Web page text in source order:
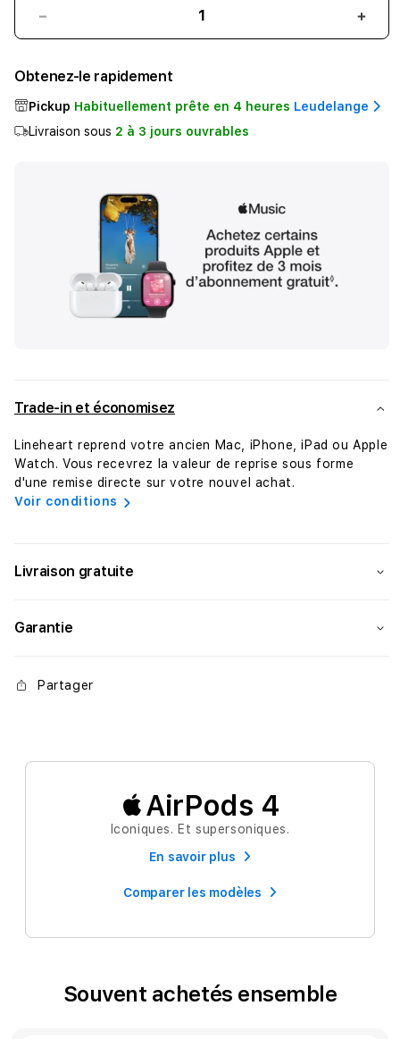
Réduire
la
de
AirPods
la
Obtenez-le rapidement
Pickup Habituellement prête en 4 heures Leudelange
Livraison sous 2 à 3 jours ouvrables
Trade-in et économisez
Lineheart reprend votre ancien Mac, iPhone, iPad ou Apple
Watch. Vous recevrez la valeur de reprise sous forme
d'une remise directe sur votre nouvel achat.
Voir conditions
Livraison gratuite
Garantie
Partager
AirPods 4
Iconiques. Et supersoniques.
En savoir plus
Comparer les modèles
Souvent achetés ensemble